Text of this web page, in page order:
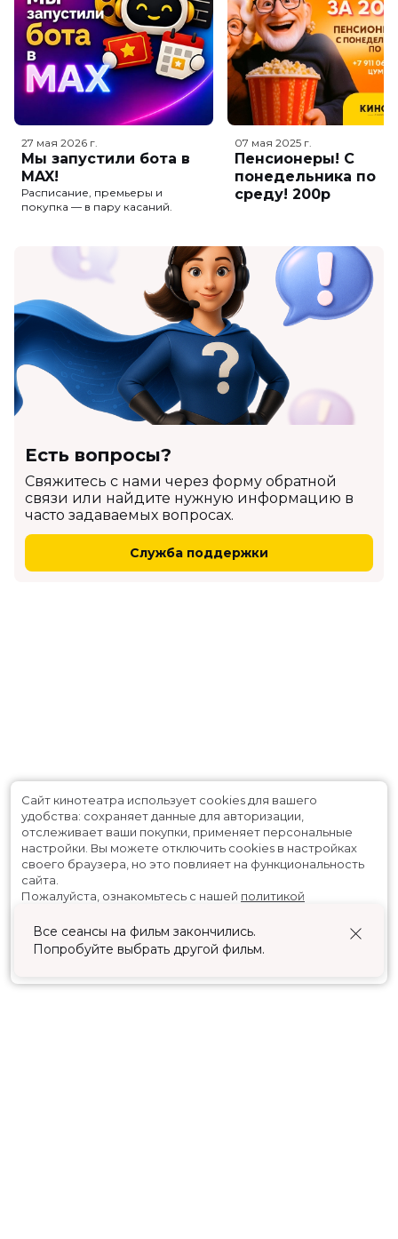
27 мая 2026 г.
Мы запустили бота в
MAX!
Расписание, премьеры и
покупка — в пару касаний.
07 мая 2025 г.
Пенсионеры! С
понедельника по
среду! 200р
Есть вопросы?
Cвяжитесь с нами через форму обратной
связи или найдите нужную информацию в
часто задаваемых вопросах.
Служба поддержки
Все сеансы на фильм закончились.
Попробуйте выбрать другой фильм.
Сайт кинотеатра использует cookies для вашего
удобства: сохраняет данные для авторизации,
отслеживает ваши покупки, применяет персональные
настройки. Вы можете отключить cookies в настройках
своего браузера, но это повлияет на функциональность
сайта.
Пожалуйста, ознакомьтесь с нашей политикой
Принять